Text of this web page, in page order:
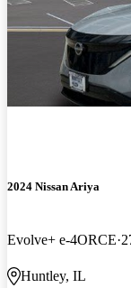
2024 Nissan Ariya
Evolve+ e-4ORCE
Huntley, IL